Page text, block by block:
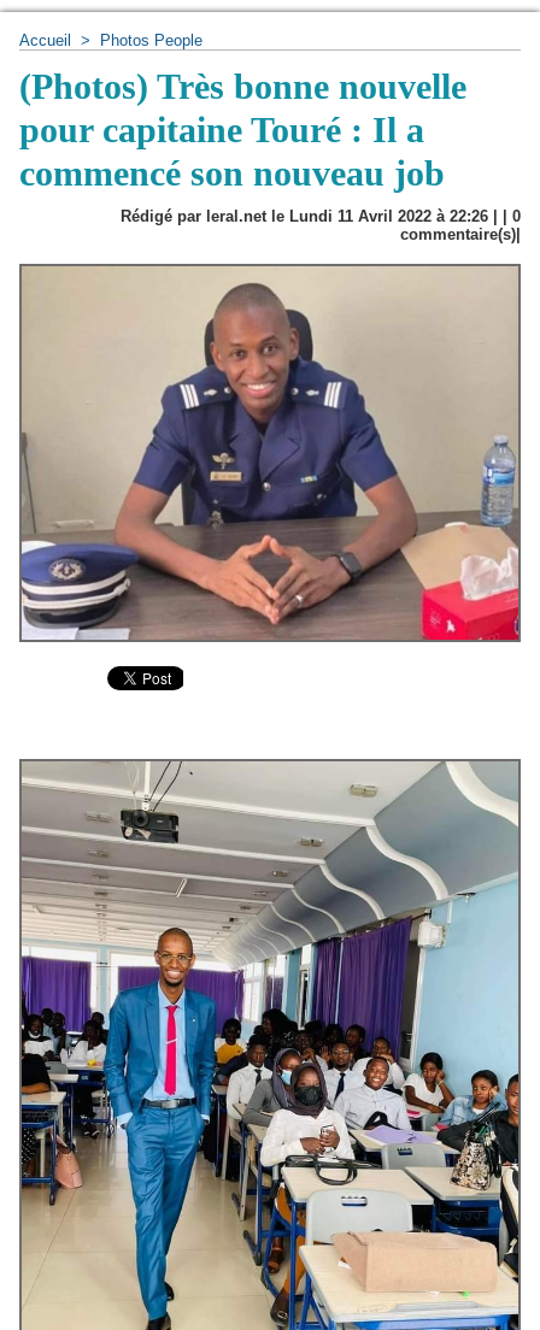
Accueil > Photos People
(Photos) Très bonne nouvelle
pour capitaine Touré : Il a
commencé son nouveau job
Rédigé par leral.net le Lundi 11 Avril 2022 à 22:26 | | 0
commentaire(s)|